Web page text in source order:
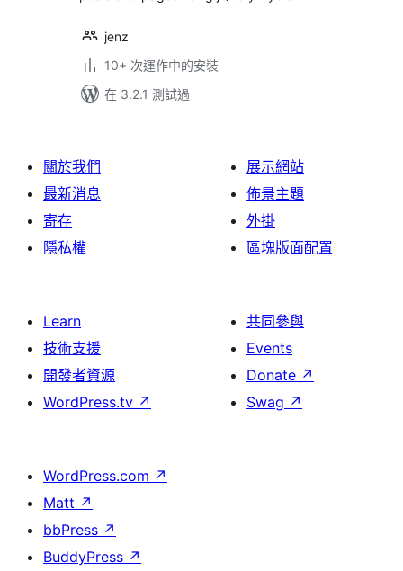
jenz
10+ 次運作中的安裝
在 3.2.1 測試過
關於我們
最新消息
寄存
隱私權
展示網站
佈景主題
外掛
區塊版面配置
Learn
技術支援
開發者資源
WordPress.tv ↗
共同參與
Events
Donate ↗
Swag ↗
WordPress.com ↗
Matt ↗
bbPress ↗
BuddyPress ↗